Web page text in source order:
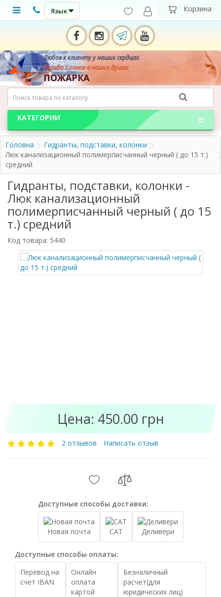
Язык
Любов к клиенту у наших сердцах
борьба с огнем в наших душах
ПОЖАРКА
КАТЕГОРИИ
Головна
Гидранты, подставки, колонки
Люк канализационный полимерписчанный черный ( до 15 т.)
средний
Гидранты, подставки, колонки -
Люк канализационный
полимерписчанный черный ( до 15
т.) средний
Код товара: 5440
Цена: 450.00 грн
2 отзывов Написать отзыв
Доступные способы доставки:
Новая почта САТ Деливери
Доступные способы оплаты:
Перевод на
счет IBAN
Онлайн
оплата
картой
Безналичный
расчет(для
юридических лиц)